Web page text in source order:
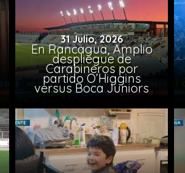
31 Julio, 2026
En Rancagua, Amplio
despliegue de
Carabineros por
partido O’Higgins
versus Boca Juniors